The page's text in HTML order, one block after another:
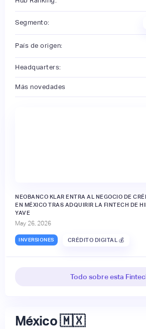
Segmento:
País de origen:
Headquarters:
Más novedades
NEOBANCO KLAR ENTRA AL NEGOCIO DE
EN MÉXICO TRAS ADQUIRIR LA FINTECH DE
YAVE
May 26, 2026
INVERSIONES CRÉDITO DIGITAL 💰
Todo sobre esta
México 🇲🇽